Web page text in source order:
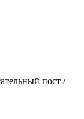
пост /